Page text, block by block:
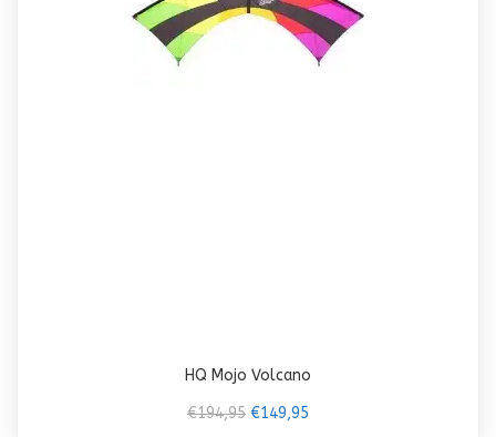
HQ Mojo Volcano
€194,95 €149,95